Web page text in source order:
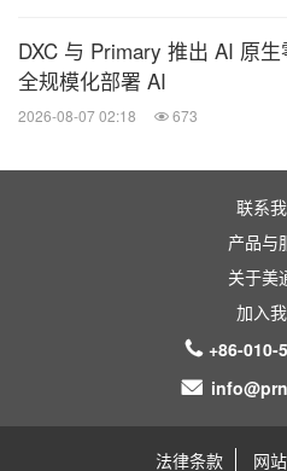
DXC 与 Primary 推出 AI 原
全规模化部署 AI
2026-08-07 02:18 673
联系
产品与
关于美
加入
+86-010-
法律条款 网